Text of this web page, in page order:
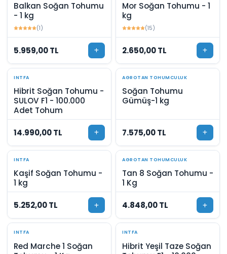
Balkan Soğan Tohumu
- 1 kg
(1)
5.959,00 TL
Mor Soğan Tohumu - 1
kg
(15)
2.650,00 TL
INTFA
Hibrit Soğan Tohumu -
SULOV F1 - 100.000
Adet Tohum
14.990,00 TL
AGROTAN TOHUMCULUK
Soğan Tohumu
Gümüş-1 kg
7.575,00 TL
INTFA
Kaşif Soğan Tohumu -
1 kg
5.252,00 TL
AGROTAN TOHUMCULUK
Tan 8 Soğan Tohumu -
1 Kg
4.848,00 TL
INTFA
Red Marche 1 Soğan
INTFA
Hibrit Yeşil Taze Soğan